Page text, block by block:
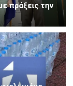
πράξεις την